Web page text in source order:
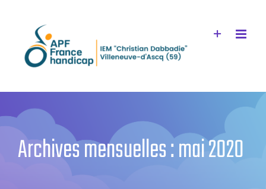
contenu
Archives mensuelles :mai 2020